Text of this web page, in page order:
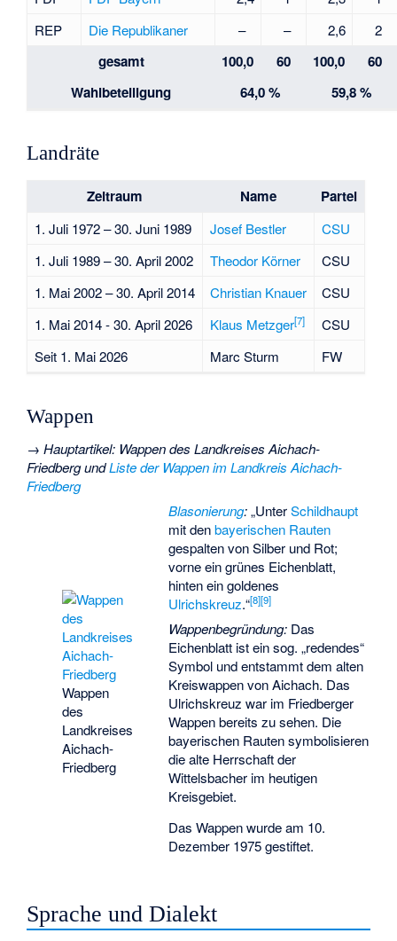
REP
Die Republikaner – – 2,6 2
gesamt 100,0 60 100,0
60
Wahlbeteiligung
64,0 % 59,8 %
Landräte
Zeitraum Name Partei
1. Juli 1972 – 30. Juni 1989 Josef Bestler
CSU
1. Juli 1989 – 30. April 2002
Theodor Körner
CSU
1. Mai 2002 – 30. April 2014
Christian Knauer
CSU
1. Mai 2014 - 30. April 2026
Klaus Metzger[7]
CSU
Seit 1. Mai 2026
Marc Sturm FW
Wappen
→Hauptartikel: Wappen des Landkreises Aichach-
FriedbergundListe der Wappen im Landkreis Aichach-
Friedberg
Wappen
des
Landkreises
Aichach-
Friedberg
Blasonierung:„UnterSchildhaupt
mit denbayerischen Rauten
gespalten von Silber und Rot;
vorneein grünes Eichenblatt,
hinten ein goldenes
Ulrichskreuz.“[8][9]
Wappenbegründung: Das
Eichenblatt ist ein sog. „redendes“
Symbol und entstammt dem alten
Kreiswappen von Aichach. Das
Ulrichskreuz war im Friedberger
Wappen bereits zu sehen. Die
bayerischen Rauten symbolisieren
die alte Herrschaft der
Wittelsbacher im heutigen
Kreisgebiet.
Das Wappen wurde am 10.
Dezember 1975 gestiftet.
Sprache und Dialekt